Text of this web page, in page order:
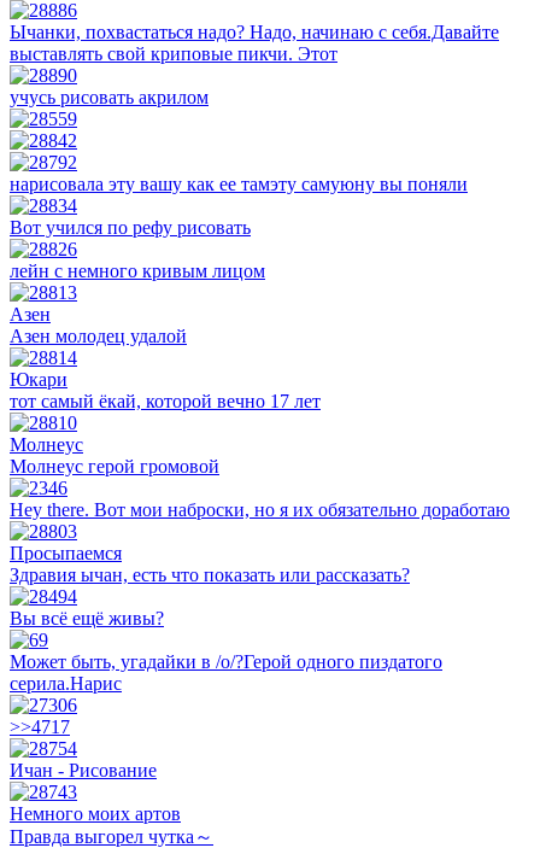
Ычанки, похвастаться надо? Надо, начинаю с себя.Давайте
выставлять свой криповые пикчи. Этот
учусь рисовать акрилом
нарисовала эту вашу как ее тамэту самуюну вы поняли
Вот учился по рефу рисовать
лейн с немного кривым лицом
Азен
Азен молодец удалой
Юкари
тот самый ёкай, которой вечно 17 лет
Молнеус
Молнеус герой громовой
Hey there. Вот мои наброски, но я их обязательно доработаю
Просыпаемся
Здравия ычан, есть что показать или рассказать?
Вы всё ещё живы?
Может быть, угадайки в /о/?Герой одного пиздатого
серила.Нарис
>>4717
Ичан - Рисование
Немного моих артов
Правда выгорел чутка～